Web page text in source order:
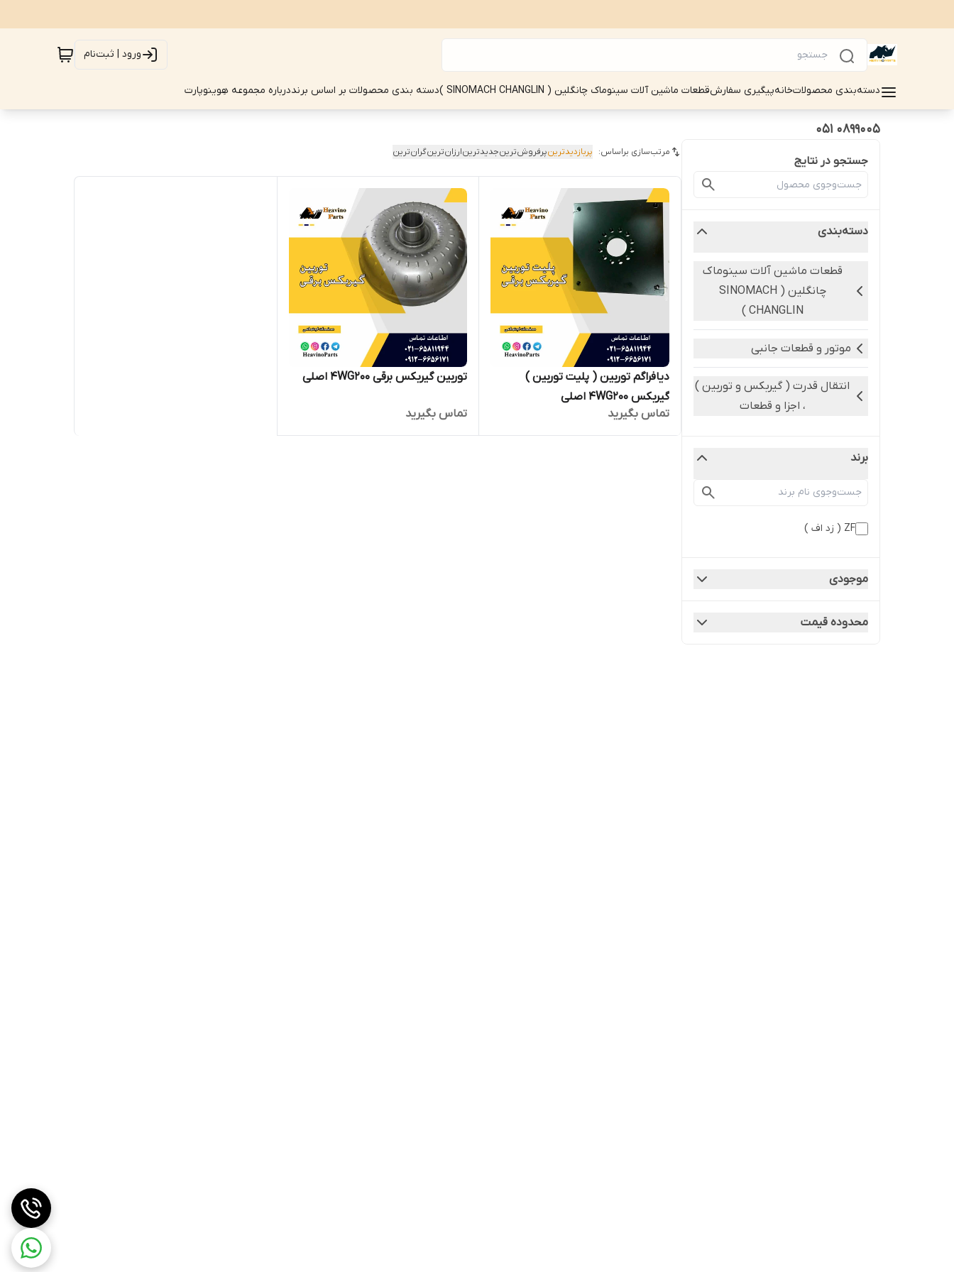
ورود | ثبت‌نام
دسته‌بندی محصولاتخانهپیگیری سفارشقطعات ماشین آلات سینوماک چانگلین ( SINOMACH CHANGLIN ) دسته بندی محصولات بر اساس برنددرباره مجموعه هِوینوپارت
0899005 051
جستجو در نتایج
دسته‌بندی
قطعات ماشین آلات سینوماک
چانگلین ( SINOMACH
CHANGLIN )
موتور و قطعات جانبی
انتقال قدرت ( گیربکس و توربین )
، اجزا و قطعات
برند
ZF ( زد اف )
موجودی
محدوده قیمت
مرتب‌سازی براساس: پربازدیدترینپرفروش‌ترینجدیدترینارزان‌ترینگران‌ترین
دیافراگم توربین ( پلیت توربین )
گیربکس 4WG200 اصلی
تماس بگیرید
توربین گیربکس برقی 4WG200 اصلی
تماس بگیرید